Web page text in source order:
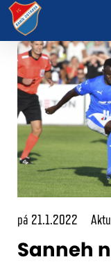
pá 21.1.2022
Sanneh